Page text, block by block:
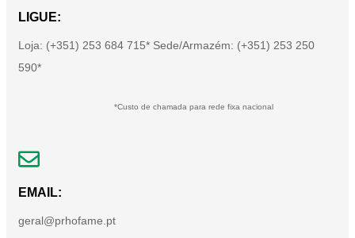
LIGUE:
Loja: (+351) 253 684 715* Sede/Armazém: (+351) 253 250
590*
*Custo de chamada para rede fixa nacional
EMAIL:
geral@prhofame.pt